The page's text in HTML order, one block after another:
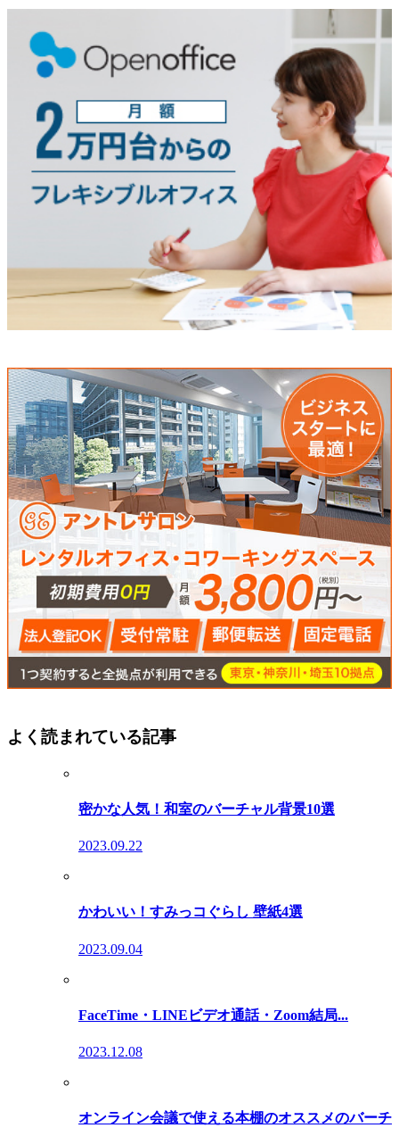
よく読まれている記事
密かな人気！和室のバーチャル背景10選
2023.09.22
かわいい！すみっコぐらし 壁紙4選
2023.09.04
FaceTime・LINEビデオ通話・Zoom結局...
2023.12.08
オンライン会議で使える本棚のオススメのバーチ